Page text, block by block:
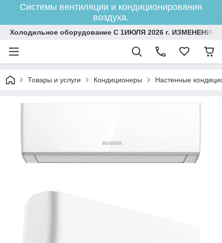
Системы вентиляции и кондиционирования
воздуха.
Холодильное оборудование С 1ИЮЛЯ 2026 г.
Товары и услуги Кондиционеры Настенные